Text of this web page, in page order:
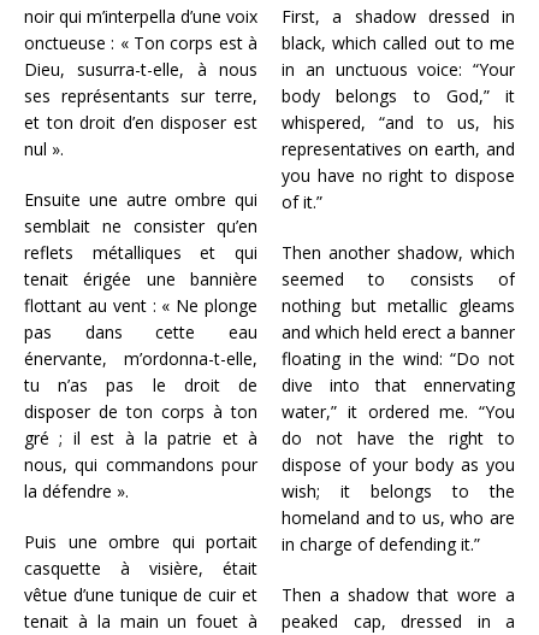
noir qui m’interpella d’une voix
onctueuse : « Ton corps est à
Dieu, susurra-t-elle, à nous
ses représentants sur terre,
et ton droit d’en disposer est
nul ».
Ensuite une autre ombre qui
semblait ne consister qu’en
reflets métalliques et qui
tenait érigée une bannière
flottant au vent : « Ne plonge
pas dans cette eau
énervante, m’ordonna-t-elle,
tu n’as pas le droit de
disposer de ton corps à ton
gré ; il est à la patrie et à
nous, qui commandons pour
la défendre ».
Puis une ombre qui portait
casquette à visière, était
vêtue d’une tunique de cuir et
tenait à la main un fouet à
First, a shadow dressed in
black, which called out to me
in an unctuous voice: “Your
body belongs to God,” it
whispered, “and to us, his
representatives on earth, and
you have no right to dispose
of it.”
Then another shadow, which
seemed to consists of
nothing but metallic gleams
and which held erect a banner
floating in the wind: “Do not
dive into that ennervating
water,” it ordered me. “You
do not have the right to
dispose of your body as you
wish; it belongs to the
homeland and to us, who are
in charge of defending it.”
Then a shadow that wore a
peaked cap, dressed in a